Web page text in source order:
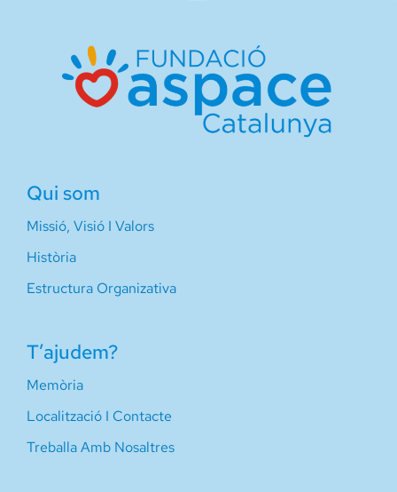
Qui som
Missió, Visió I Valors
Història
Estructura Organizativa
T’ajudem?
Memòria
Localització I Contacte
Treballa Amb Nosaltres